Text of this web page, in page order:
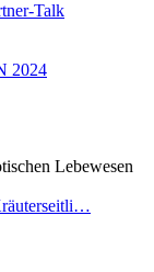
Talk
2024
Lebewesen